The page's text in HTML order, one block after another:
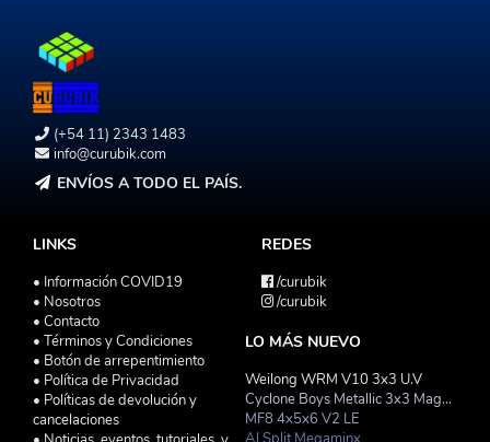
(+54 11) 2343 1483
info@curubik.com
ENVÍOS A TODO EL PAÍS.
LINKS
• Información COVID19
• Nosotros
• Contacto
• Términos y Condiciones
• Botón de arrepentimiento
• Política de Privacidad
• Políticas de devolución y
cancelaciones
REDES
/curubik
/curubik
LO MÁS NUEVO
Weilong WRM V10 3x3 U.V
Cyclone Boys Metallic 3x3 Magnetico Macaron
MF8 4x5x6 V2 LE